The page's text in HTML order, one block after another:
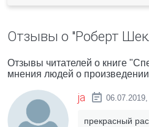
Отзывы о "Роберт
Отзывы читателей о книге
мнения людей о
ja
прекрасный